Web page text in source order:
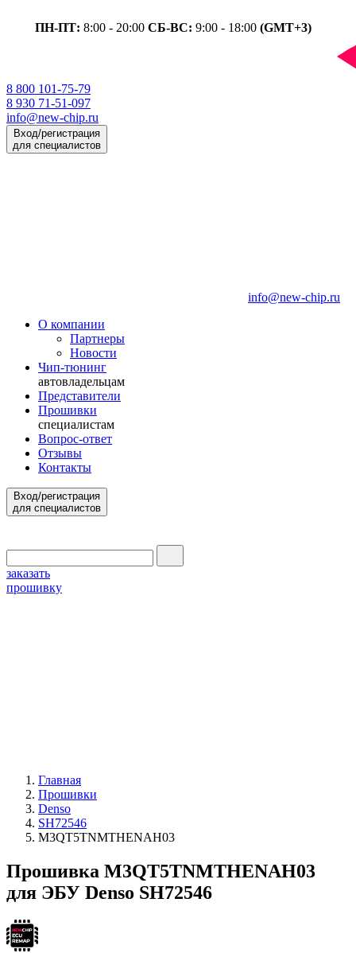
ПН-ПТ: 8:00 - 20:00 СБ-ВС: 9:00 - 18:00 (GMT+3)
8 800 101-75-79
8 930 71-51-097
info@new-chip.ru
Вход/регистрация
для специалистов
info@new-chip.ru
О компании
Партнеры
Новости
Чип-тюнинг
автовладельцам
Представители
Прошивки
специалистам
Вопрос-ответ
Отзывы
Контакты
Вход/регистрация
для специалистов
заказать
прошивку
Главная
Прошивки
Denso
SH72546
M3QT5TNMTHENAH03
Прошивка M3QT5TNMTHENAH03
для ЭБУ Denso SH72546